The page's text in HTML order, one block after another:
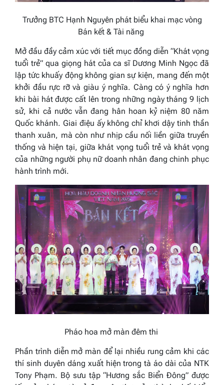
Trưởng BTC Hạnh Nguyên phát biểu khai mạc vòng
Bán kết & Tài năng
Mở đầu đầy cảm xúc với tiết mục đồng diễn “Khát vọng
tuổi trẻ” qua giọng hát của ca sĩ Dương Minh Ngọc đã
lập tức khuấy động không gian sự kiện, mang đến một
khởi đầu rực rỡ và giàu ý nghĩa. Càng có ý nghĩa hơn
khi bài hát được cất lên trong những ngày tháng 9 lịch
sử, khi cả nước vẫn đang hân hoan kỷ niệm 80 năm
Quốc khánh. Giai điệu ấy không chỉ khơi dậy tinh thần
thanh xuân, mà còn như nhịp cầu nối liền giữa truyền
thống và hiện tại, giữa khát vọng tuổi trẻ và khát vọng
của những người phụ nữ doanh nhân đang chinh phục
hành trình mới.
Pháo hoa mở màn đêm thi
Phần trình diễn mở màn để lại nhiều rung cảm khi các
thí sinh duyên dáng xuất hiện trong tà áo dài của NTK
Tony Phạm. Bộ sưu tập “Hương sắc Biển Đông” được